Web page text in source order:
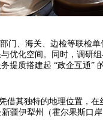
门、海关、边检等联检
优化空间。同时，调研
提质搭建起 “政企互通”
借其独特的地理位置，
疆伊犁州（霍尔果斯口